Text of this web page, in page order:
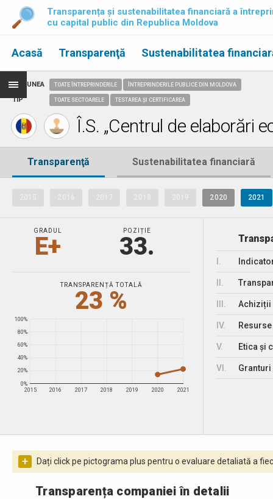
Transparența și sustenabilitatea financiară a
cu capital public din Republica Moldova
Acasă Transparenţă Sustenabilitatea
REGIUNEA
TIP
TOATE ÎNTREPRINDERILE ÎNTREPRINDERILE PUBLICE DIN MOLDOVA
TOATE SECTOARELE TESTAREA ȘI CERTIFICAREA
Î.S. „Centrul de elaborări
Transparenţă Sustenabilitatea financiară
2020 2021
GRADUL
E+
POZIȚIE
33.
TRANSPARENȚĂ TOTALĂ
23 %
2015 2016 2017 2018 2019 2020 2021
0%
20%
40%
60%
80%
100%
Achiziții
IV.
V. Etica și
VI.
+ Dați click pe pictograma plus pentru o evaluare detaliată a
Transparența companiei în detalii